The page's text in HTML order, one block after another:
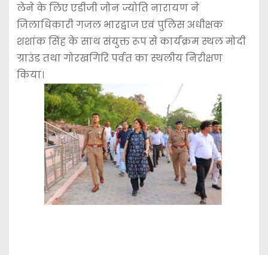
लेने के लिए एडीजी जोन ज्योति नारायण ने
जिलाधिकारी गजल भारद्वाज एवं पुलिस अधीक्षक
शशांक सिंह के साथ संयुक्त रूप से कार्यक्रम स्थल मोदी
ग्राउंड तथा गोरखगिरि पर्वत का स्थलीय निरीक्षण
किया।